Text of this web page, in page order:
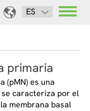
ES
primaria
(pMN) es una
caracteriza por el
membrana basal